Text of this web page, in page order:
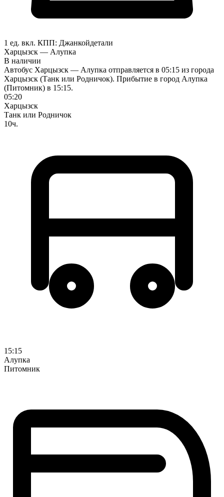
1 ед. вкл. КПП: Джанкойдетали
Харцызск — Алупка
В наличии
Автобус Харцызск — Алупка отправляется в 05:15 из города
Харцызск (Танк или Родничок). Прибытие в город Алупка
(Питомник) в 15:15.
05:20
Харцызск
Танк или Родничок
10ч.
15:15
Алупка
Питомник